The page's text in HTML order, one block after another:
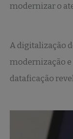
modernizar o
A digitalização
modernização e
dataficação